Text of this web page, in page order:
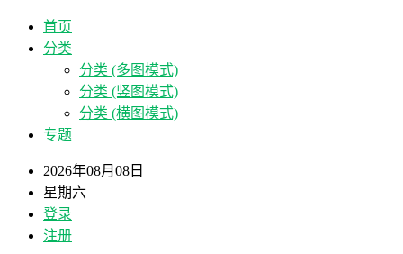
首页
分类
分类 (多图模式)
分类 (竖图模式)
分类 (横图模式)
专题
2026年08月08日
星期六
登录
注册